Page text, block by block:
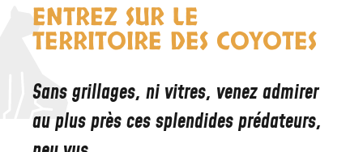
ENTREZ SUR LE
TERRITOIRE DES COYOTES
Sans grillages, ni vitres, venez admirer
au plus près ces splendides prédateurs,